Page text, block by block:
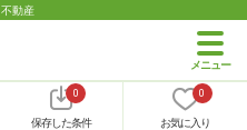
動産
0
保存した条件
0
お気に入り